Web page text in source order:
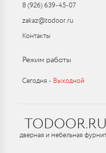
8 (926) 639-45-07
zakaz@todoor.ru
Контакты
Режим работы
Сегодня ‑ Выходной
TODOOR.RU
дверная и мебельная